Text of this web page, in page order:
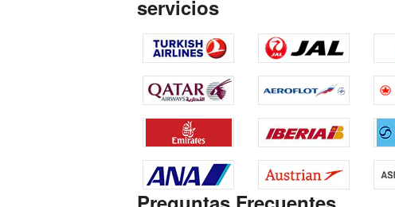
servicios